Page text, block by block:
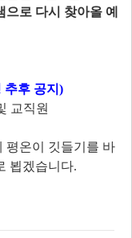
로 다시 찾아올 예
추후 공지)
교직원
평온이 깃들기를 바
뵙겠습니다.